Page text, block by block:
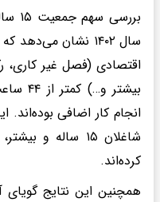
اقتصادی (فصل غیر کاری،
بیشتر
کرده‌اند.